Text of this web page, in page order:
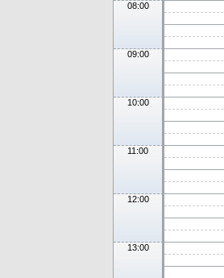
08:00
09:00
10:00
11:00
12:00
13:00